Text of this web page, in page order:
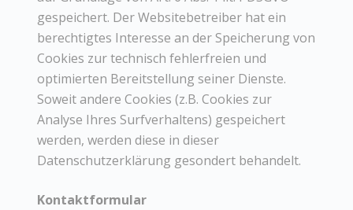
gespeichert. Der Websitebetreiber hat ein
berechtigtes Interesse an der Speicherung von
Cookies zur technisch fehlerfreien und
optimierten Bereitstellung seiner Dienste.
Soweit andere Cookies (z.B. Cookies zur
Analyse Ihres Surfverhaltens) gespeichert
werden, werden diese in dieser
Datenschutzerklärung gesondert behandelt.
Kontaktformular